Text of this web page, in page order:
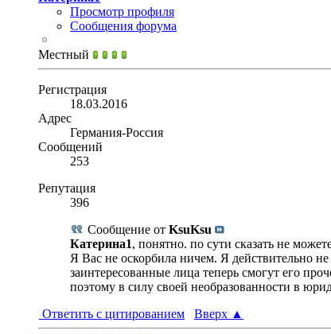
Просмотр профиля
Сообщения форума
Местный
Регистрация
18.03.2016
Адрес
Германия-Россия
Сообщений
253
Репутация
396
Сообщение от KsuKsu
Катерина1, понятно. по сути сказать не
Я Вас не оскорбила ничем. Я действительно
заинтересованные лица теперь смогут его
поэтому в силу своей необразованности в
Ответить с цитированием
Вверх ▲